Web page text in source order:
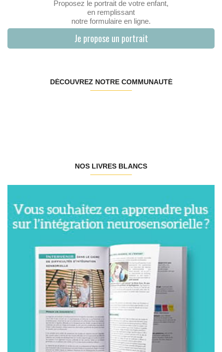
Proposez le portrait de votre enfant,
en remplissant
notre formulaire en ligne.
Je propose un portrait
DÉCOUVREZ NOTRE COMMUNAUTÉ
NOS LIVRES BLANCS